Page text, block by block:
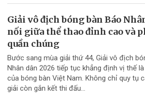
Giải vô địch bóng bàn Báo
nối giữa thể thao đỉnh cao và
quần chúng
Bước sang mùa giải thứ 44, Giải vô địch
Nhân dân 2026 tiếp tục khẳng định vị thế
của bóng bàn Việt Nam. Không chỉ quy tụ
giải còn gắn kết thi đấu...